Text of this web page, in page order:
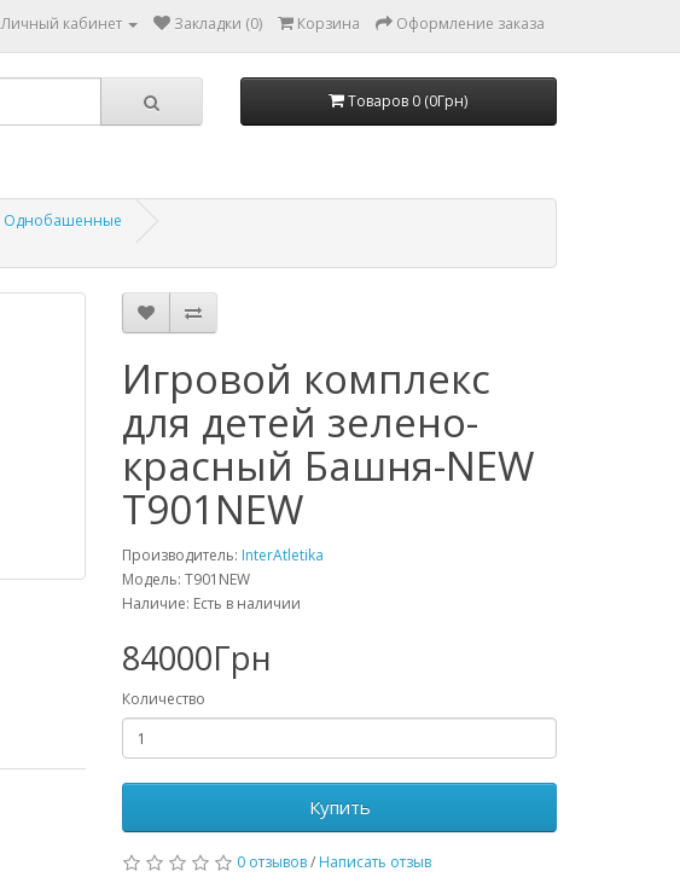
Личный кабинет Закладки (0) Корзина Оформление заказа
Товаров 0 (0Грн)
Однобашенные
Игровой комплекс
для детей зелено-
красный Башня-NEW
T901NEW
Производитель: InterAtletika
Модель: T901NEW
Наличие: Есть в наличии
84000Грн
Количество
Купить
0 отзывов/ Написать отзыв